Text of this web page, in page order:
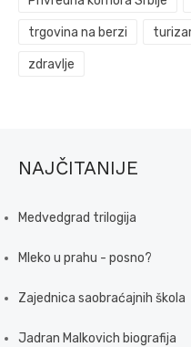
trgovina na berzi
zdravlje
NAJČITANIJE
Medvedgrad trilogija
Mleko u prahu - posno?
Zajednica saobraćajnih škola
Jadran Malkovich biografija